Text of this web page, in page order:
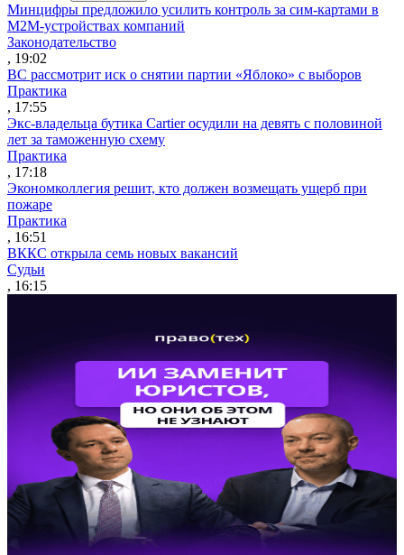
Минцифры предложило усилить контроль за сим-картами в
M2M-устройствах компаний
Законодательство
, 19:02
ВС рассмотрит иск о снятии партии «Яблоко» с выборов
Практика
, 17:55
Экс-владельца бутика Cartier осудили на девять с половиной
лет за таможенную схему
Практика
, 17:18
Экономколлегия решит, кто должен возмещать ущерб при
пожаре
Практика
, 16:51
ВККС открыла семь новых вакансий
Судьи
, 16:15